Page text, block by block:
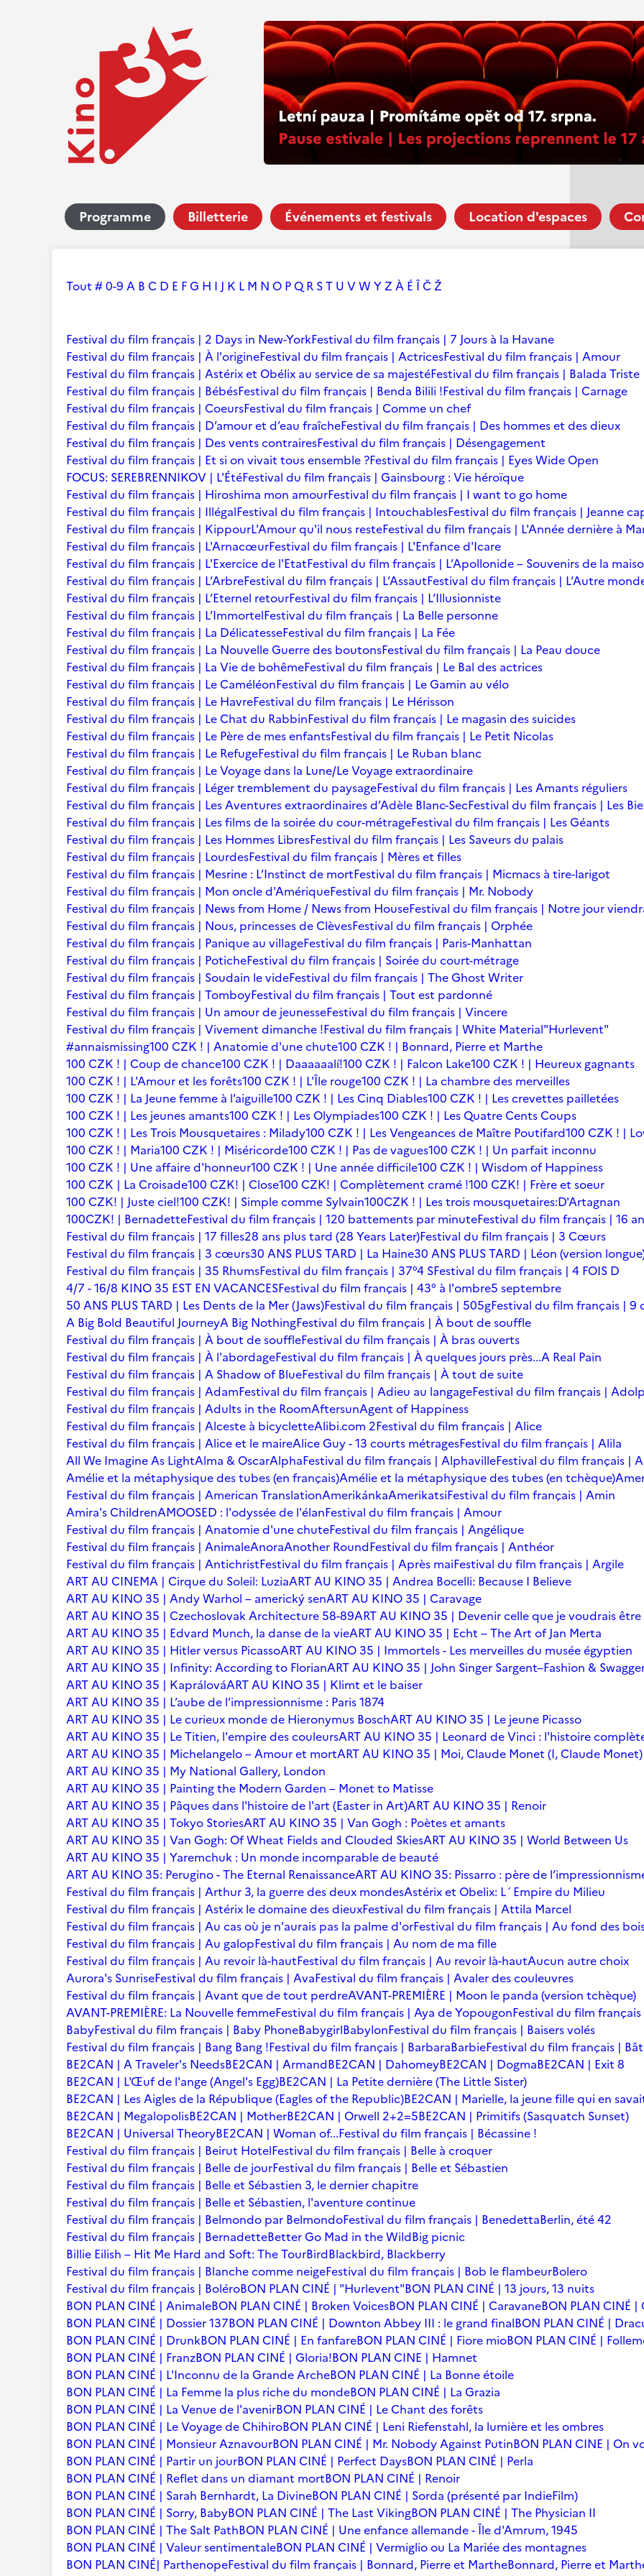
Programme Billetterie Événements et festivals Location d'espaces
Tout # 0-9 A B C D E FG H I J K L M N O PQ R ST U VW YZ À É ÎČŽ
Festival du film français | 2 Days in New-YorkFestival du film français | 7 Jours à la Havane
Festival du film français | À l'origineFestival du film français | ActricesFestival du film français | Amour
Festival du film français | Astérix et Obélix au service de sa majestéFestival du film français | Balada Triste
Festival du film français | BébésFestival du film français | Benda Bilili !Festival du film français | Carnage
Festival du film français | CoeursFestival du film français | Comme un chef
Festival du film français | D’amour et d’eau fraîcheFestival du film français | Des hommes et des dieux
Festival du film français | Des vents contrairesFestival du film français | Désengagement
Festival du film français | Et si on vivait tous ensemble ?Festival du film français | Eyes Wide Open
FOCUS: SEREBRENNIKOV | L'ÉtéFestival du film français | Gainsbourg : Vie héroïque
Festival du film français | Hiroshima mon amourFestival du film français | I want to go home
Festival du film français | IllégalFestival du film français | IntouchablesFestival du film français | Jeanne
Festival du film français | KippourL'Amour qu'il nous resteFestival du film français | L'Année dernière à
Festival du film français | L'ArnacœurFestival du film français | L'Enfance d'Icare
Festival du film français | L'Exercice de l'EtatFestival du film français | L’Apollonide – Souvenirs de la
Festival du film français | L’ArbreFestival du film français | L’AssautFestival du film français | L’Autre
Festival du film français | L’Eternel retourFestival du film français | L’Illusionniste
Festival du film français | L’ImmortelFestival du film français | La Belle personne
Festival du film français | La DélicatesseFestival du film français | La Fée
Festival du film français | La Nouvelle Guerre des boutonsFestival du film français | La Peau douce
Festival du film français | La Vie de bohêmeFestival du film français | Le Bal des actrices
Festival du film français | Le CaméléonFestival du film français | Le Gamin au vélo
Festival du film français | Le HavreFestival du film français | Le Hérisson
Festival du film français | Le Chat du RabbinFestival du film français | Le magasin des suicides
Festival du film français | Le Père de mes enfantsFestival du film français | Le Petit Nicolas
Festival du film français | Le RefugeFestival du film français | Le Ruban blanc
Festival du film français | Le Voyage dans la Lune/Le Voyage extraordinaire
Festival du film français | Léger tremblement du paysageFestival du film français | Les Amants réguliers
Festival du film français | Les Aventures extraordinaires d’Adèle Blanc-SecFestival du film français | Les
Festival du film français | Les films de la soirée du cour-métrageFestival du film français | Les Géants
Festival du film français | Les Hommes LibresFestival du film français | Les Saveurs du palais
Festival du film français | LourdesFestival du film français | Mères et filles
Festival du film français | Mesrine : L’Instinct de mortFestival du film français | Micmacs à tire-larigot
Festival du film français | Mon oncle d'AmériqueFestival du film français | Mr. Nobody
Festival du film français | News from Home / News from HouseFestival du film français | Notre jour
Festival du film français | Nous, princesses de ClèvesFestival du film français | Orphée
Festival du film français | Panique au villageFestival du film français | Paris-Manhattan
Festival du film français | PoticheFestival du film français | Soirée du court-métrage
Festival du film français | Soudain le videFestival du film français | The Ghost Writer
Festival du film français | TomboyFestival du film français | Tout est pardonné
Festival du film français | Un amour de jeunesseFestival du film français | Vincere
Festival du film français | Vivement dimanche !Festival du film français | White Material"Hurlevent"
#annaismissing100 CZK ! | Anatomie d'une chute100 CZK ! | Bonnard, Pierre et Marthe
100 CZK ! | Coup de chance100 CZK ! | Daaaaaalí!100 CZK ! | Falcon Lake100 CZK ! | Heureux gagnants
100 CZK ! | L'Amour et les forêts100 CZK ! | L'Île rouge100 CZK ! | La chambre des merveilles
100 CZK ! | La Jeune femme à l’aiguille100 CZK ! | Les Cinq Diables100 CZK ! | Les crevettes pailletées
100 CZK ! | Les jeunes amants100 CZK ! | Les Olympiades100 CZK ! | Les Quatre Cents Coups
100 CZK ! | Les Trois Mousquetaires : Milady100 CZK ! | Les Vengeances de Maître Poutifard100 CZK ! |
100 CZK ! | Maria100 CZK ! | Miséricorde100 CZK ! | Pas de vagues100 CZK ! | Un parfait inconnu
100 CZK ! | Une affaire d'honneur100 CZK ! | Une année difficile100 CZK ! | Wisdom of Happiness
100 CZK | La Croisade100 CZK! | Close100 CZK! | Complètement cramé !100 CZK! | Frère et soeur
100 CZK! | Juste ciel!100 CZK! | Simple comme Sylvain100CZK ! | Les trois mousquetaires:D'Artagnan
100CZK! | BernadetteFestival du film français | 120 battements par minuteFestival du film français | 16
Festival du film français | 17 filles28 ans plus tard (28 Years Later)Festival du film français | 3 Cœurs
Festival du film français | 3 cœurs30 ANS PLUS TARD | La Haine30 ANS PLUS TARD | Léon (version
Festival du film français | 35 RhumsFestival du film français | 37°4 SFestival du film français | 4 FOIS D
4/7 - 16/8 KINO 35 EST EN VACANCESFestival du film français | 43° à l'ombre5 septembre
50 ANS PLUS TARD | Les Dents de la Mer (Jaws)Festival du film français | 505gFestival du film français | 9
A Big Bold Beautiful JourneyA Big NothingFestival du film français | À bout de souffle
Festival du film français | À bout de souffleFestival du film français | À bras ouverts
Festival du film français | À l'abordageFestival du film français | À quelques jours près...A Real Pain
Festival du film français | A Shadow of BlueFestival du film français | À tout de suite
Festival du film français | AdamFestival du film français | Adieu au langageFestival du film français |
Festival du film français | Adults in the RoomAftersunAgent of Happiness
Festival du film français | Alceste à bicycletteAlibi.com 2Festival du film français | Alice
Festival du film français | Alice et le maireAlice Guy - 13 courts métragesFestival du film français | Alila
All We Imagine As LightAlma & OscarAlphaFestival du film français | AlphavilleFestival du film français |
Amélie et la métaphysique des tubes (en français)Amélie et la métaphysique des tubes (en tchèque)
Festival du film français | American TranslationAmerikánkaAmerikatsiFestival du film français | Amin
Amira's ChildrenAMOOSED : l'odyssée de l'élanFestival du film français | Amour
Festival du film français | Anatomie d'une chuteFestival du film français | Angélique
Festival du film français | AnimaleAnoraAnother RoundFestival du film français | Anthéor
Festival du film français | AntichristFestival du film français | Après maiFestival du film français | Argile
ART AU CINEMA | Cirque du Soleil: LuziaART AU KINO 35 | Andrea Bocelli: Because I Believe
ART AU KINO 35 | Andy Warhol – americký senART AU KINO 35 | Caravage
ART AU KINO 35 | Czechoslovak Architecture 58-89ART AU KINO 35 | Devenir celle que je voudrais être
ART AU KINO 35 | Edvard Munch, la danse de la vieART AU KINO 35 | Echt – The Art of Jan Merta
ART AU KINO 35 | Hitler versus PicassoART AU KINO 35 | Immortels - Les merveilles du musée égyptien
ART AU KINO 35 | Infinity: According to FlorianART AU KINO 35 | John Singer Sargent–Fashion &
ART AU KINO 35 | KaprálováART AU KINO 35 | Klimt et le baiser
ART AU KINO 35 | L’aube de l’impressionnisme : Paris 1874
ART AU KINO 35 | Le curieux monde de Hieronymus BoschART AU KINO 35 | Le jeune Picasso
ART AU KINO 35 | Le Titien, l'empire des couleursART AU KINO 35 | Leonard de Vinci : l'histoire
ART AU KINO 35 | Michelangelo – Amour et mortART AU KINO 35 | Moi, Claude Monet (I, Claude Monet)
ART AU KINO 35 | My National Gallery, London
ART AU KINO 35 | Painting the Modern Garden – Monet to Matisse
ART AU KINO 35 | Pâques dans l'histoire de l'art (Easter in Art)ART AU KINO 35 | Renoir
ART AU KINO 35 | Tokyo StoriesART AU KINO 35 | Van Gogh : Poètes et amants
ART AU KINO 35 | Van Gogh: Of Wheat Fields and Clouded SkiesART AU KINO 35 | World Between Us
ART AU KINO 35 | Yaremchuk : Un monde incomparable de beauté
ART AU KINO 35: Perugino - The Eternal RenaissanceART AU KINO 35: Pissarro : père de
Festival du film français | Arthur 3, la guerre des deux mondesAstérix et Obelix: L´Empire du Milieu
Festival du film français | Astérix le domaine des dieuxFestival du film français | Attila Marcel
Festival du film français | Au cas où je n'aurais pas la palme d'orFestival du film français | Au fond des
Festival du film français | Au galopFestival du film français | Au nom de ma fille
Festival du film français | Au revoir là-hautFestival du film français | Au revoir là-hautAucun autre choix
Aurora's SunriseFestival du film français | AvaFestival du film français | Avaler des couleuvres
Festival du film français | Avant que de tout perdreAVANT-PREMIÈRE | Moon le panda (version tchèque)
AVANT-PREMIÈRE: La Nouvelle femmeFestival du film français | Aya de YopougonFestival du film français
BabyFestival du film français | Baby PhoneBabygirlBabylonFestival du film français | Baisers volés
Festival du film français | Bang Bang !Festival du film français | BarbaraBarbieFestival du film français |
BE2CAN | A Traveler's NeedsBE2CAN | ArmandBE2CAN | DahomeyBE2CAN | DogmaBE2CAN | Exit 8
BE2CAN | L'Œuf de l'ange (Angel's Egg)BE2CAN | La Petite dernière (The Little Sister)
BE2CAN | Les Aigles de la République (Eagles of the Republic)BE2CAN | Marielle, la jeune fille qui en
BE2CAN | MegalopolisBE2CAN | MotherBE2CAN | Orwell 2+2=5BE2CAN | Primitifs (Sasquatch Sunset)
BE2CAN | Universal TheoryBE2CAN | Woman of...Festival du film français | Bécassine !
Festival du film français | Beirut HotelFestival du film français | Belle à croquer
Festival du film français | Belle de jourFestival du film français | Belle et Sébastien
Festival du film français | Belle et Sébastien 3, le dernier chapitre
Festival du film français | Belle et Sébastien, l'aventure continue
Festival du film français | Belmondo par BelmondoFestival du film français | BenedettaBerlin, été 42
Festival du film français | BernadetteBetter Go Mad in the WildBig picnic
Billie Eilish – Hit Me Hard and Soft: The TourBirdBlackbird, Blackberry
Festival du film français | Blanche comme neigeFestival du film français | Bob le flambeurBolero
Festival du film français | BoléroBON PLAN CINÉ | "Hurlevent"BON PLAN CINÉ | 13 jours, 13 nuits
BON PLAN CINÉ | AnimaleBON PLAN CINÉ | Broken VoicesBON PLAN CINÉ | CaravaneBON PLAN CINÉ
BON PLAN CINÉ | Dossier 137BON PLAN CINÉ | Downton Abbey III : le grand finalBON PLAN CINÉ |
BON PLAN CINÉ | DrunkBON PLAN CINÉ | En fanfareBON PLAN CINÉ | Fiore mioBON PLAN CINÉ |
BON PLAN CINÉ | FranzBON PLAN CINÉ | Gloria!BON PLAN CINE | Hamnet
BON PLAN CINÉ | L'Inconnu de la Grande ArcheBON PLAN CINÉ | La Bonne étoile
BON PLAN CINÉ | La Femme la plus riche du mondeBON PLAN CINÉ | La Grazia
BON PLAN CINÉ | La Venue de l'avenirBON PLAN CINÉ | Le Chant des forêts
BON PLAN CINÉ | Le Voyage de ChihiroBON PLAN CINÉ | Leni Riefenstahl, la lumière et les ombres
BON PLAN CINÉ | Monsieur AznavourBON PLAN CINÉ | Mr. Nobody Against PutinBON PLAN CINE | On
BON PLAN CINÉ | Partir un jourBON PLAN CINÉ | Perfect DaysBON PLAN CINÉ | Perla
BON PLAN CINÉ | Reflet dans un diamant mortBON PLAN CINÉ | Renoir
BON PLAN CINÉ | Sarah Bernhardt, La DivineBON PLAN CINÉ | Sorda (présenté par IndieFilm)
BON PLAN CINÉ | Sorry, BabyBON PLAN CINÉ | The Last VikingBON PLAN CINÉ | The Physician II
BON PLAN CINÉ | The Salt PathBON PLAN CINÉ | Une enfance allemande - Île d'Amrum, 1945
BON PLAN CINÉ | Valeur sentimentaleBON PLAN CINÉ | Vermiglio ou La Mariée des montagnes
BON PLAN CINÉ| ParthenopeFestival du film français | Bonnard, Pierre et MartheBonnard, Pierre et